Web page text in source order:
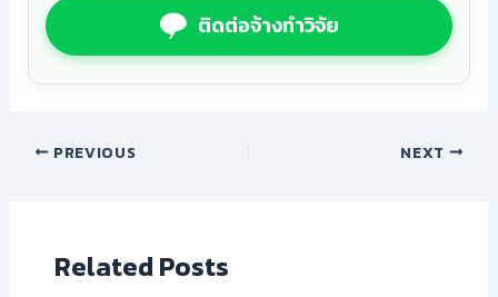
ติดต่อจ้างทำวิจัย
PREVIOUS NEXT
Related Posts